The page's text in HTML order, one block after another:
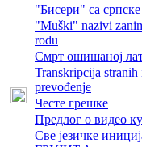
"Бисери" са
"Muški" nazivi
rodu
Смрт ошишаној
Transkripcija stranih
prevođenje
Честе грешке
Предлог о видео
Све језичке